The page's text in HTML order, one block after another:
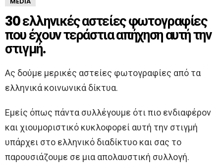
30 ελληνικές αστείες φωτογραφίες
που έχουν τεράστια απήχηση αυτή την
στιγμή.
Ας δούμε μερικές αστείες φωτογραφίες από τα
ελληνικά κοινωνικά δίκτυα.
Εμείς όπως πάντα συλλέγουμε ότι πιο ενδιαφέρον
και χιουμοριστικό κυκλοφορεί αυτή την στιγμή
υπάρχει στο ελληνικό διαδίκτυο και σας το
παρουσιάζουμε σε μια απολαυστική συλλογή.